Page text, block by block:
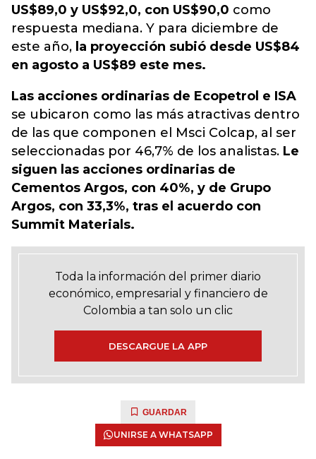
US$89,0 y US$92,0, con US$90,0 como
respuesta mediana. Y para diciembre de
este año, la proyección subió desde US$84
en agosto a US$89 este mes.
Las acciones ordinarias de Ecopetrol e ISA
se ubicaron como las más atractivas dentro
de las que componen el Msci Colcap, al ser
seleccionadas por 46,7% de los analistas. Le
siguen las acciones ordinarias de
Cementos Argos, con 40%, y de Grupo
Argos, con 33,3%, tras el acuerdo con
Summit Materials.
Toda la información del primer diario
económico, empresarial y financiero de
Colombia a tan solo un clic
DESCARGUE LA APP
GUARDAR
UNIRSE A WHATSAPP